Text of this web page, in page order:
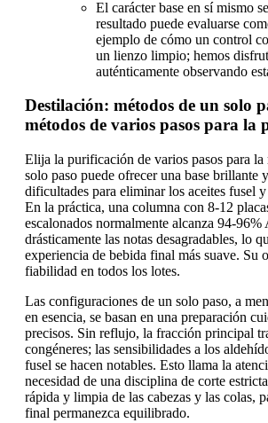
El carácter base en sí mismo
resultado puede evaluarse
ejemplo de cómo un control
un lienzo limpio; hemos
auténticamente observando
Destilación: métodos de un solo
métodos de varios pasos para la
Elija la purificación de varios pasos para la
solo paso puede ofrecer una base brillante
dificultades para eliminar los aceites fusel
En la práctica, una columna con 8-12
escalonados normalmente alcanza 94-
drásticamente las notas desagradables, lo
experiencia de bebida final más suave. Su
fiabilidad en todos los lotes.
Las configuraciones de un solo paso, a
en esencia, se basan en una preparación
precisos. Sin reflujo, la fracción principal
congéneres; las sensibilidades a los
fusel se hacen notables. Esto llama la
necesidad de una disciplina de corte
rápida y limpia de las cabezas y las colas,
final permanezca equilibrado.